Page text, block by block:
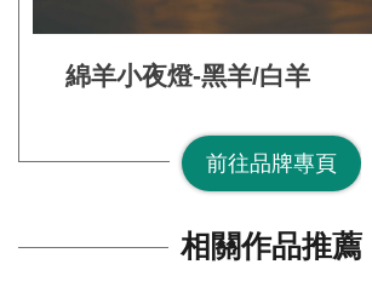
綿羊小夜燈-黑羊/白羊
前往品牌專頁
相關作品推薦